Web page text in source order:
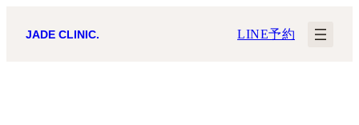
JADE CLINIC. LINE予約